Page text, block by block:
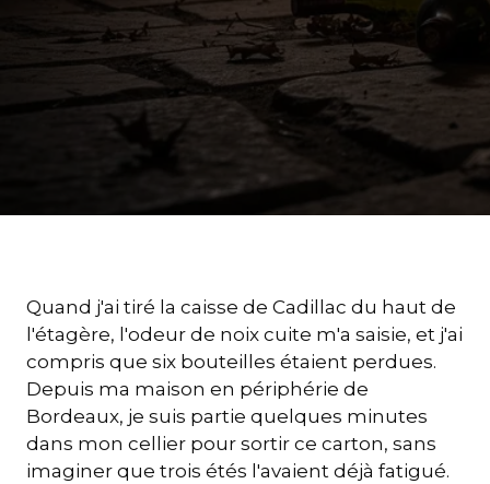
Quand j'ai tiré la caisse de Cadillac du haut de
l'étagère, l'odeur de noix cuite m'a saisie, et j'ai
compris que six bouteilles étaient perdues.
Depuis ma maison en périphérie de
Bordeaux, je suis partie quelques minutes
dans mon cellier pour sortir ce carton, sans
imaginer que trois étés l'avaient déjà fatigué.